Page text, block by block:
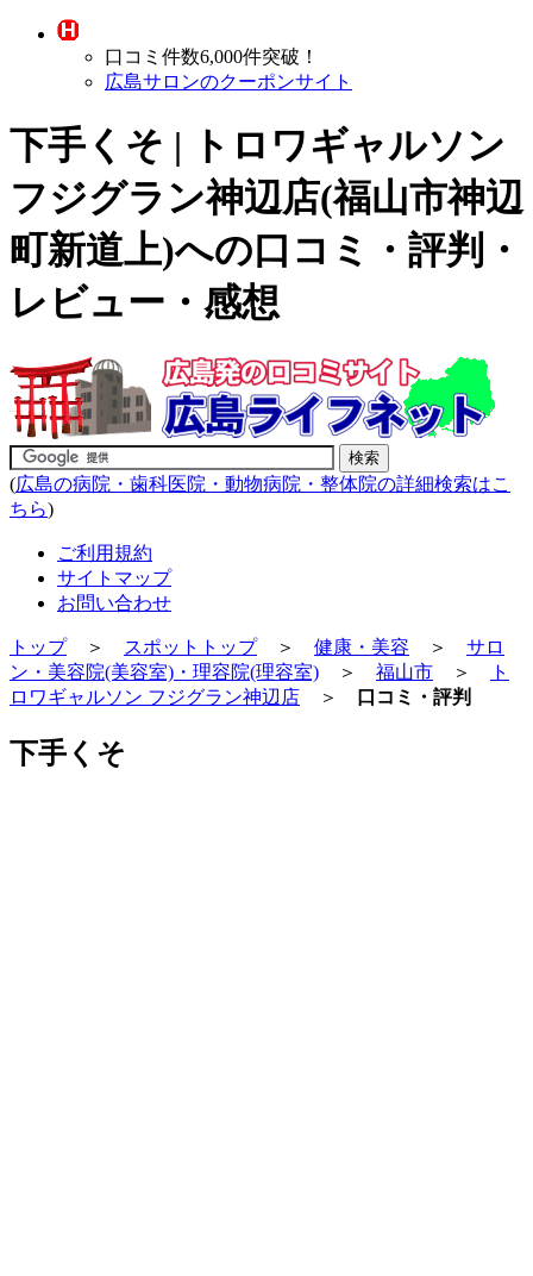
口コミ件数6,000件突破！
広島サロンのクーポンサイト
下手くそ | トロワギャルソン
フジグラン神辺店(福山市神辺
町新道上)への口コミ・評判・
レビュー・感想
(広島の病院・歯科医院・動物病院・整体院の詳細検索はこ
ちら)
ご利用規約
サイトマップ
お問い合わせ
トップ＞ スポットトップ＞ 健康・美容 ＞ サロ
ン・美容院(美容室)・理容院(理容室) ＞ 福山市 ＞
ト
ロワギャルソン フジグラン神辺店 ＞ 口コミ・評判
下手くそ